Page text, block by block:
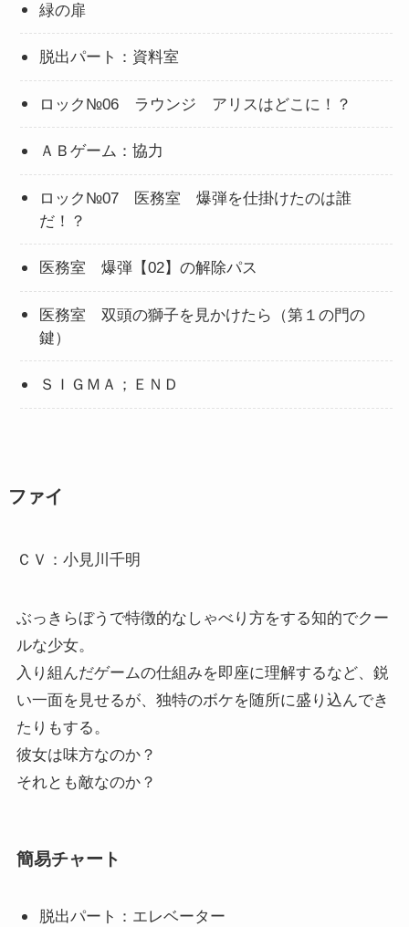
緑の扉
脱出パート：資料室
ロック№06 ラウンジ アリスはどこに！？
ＡＢゲーム：協力
ロック№07 医務室 爆弾を仕掛けたのは誰
だ！？
医務室 爆弾【02】の解除パス
医務室 双頭の獅子を見かけたら（第１の門の
鍵）
ＳＩＧＭＡ；ＥＮＤ
ファイ
ＣＶ：小見川千明
ぶっきらぼうで特徴的なしゃべり方をする知的でクー
ルな少女。
入り組んだゲームの仕組みを即座に理解するなど、鋭
い一面を見せるが、独特のボケを随所に盛り込んでき
たりもする。
彼女は味方なのか？
それとも敵なのか？
簡易チャート
脱出パート：エレベーター